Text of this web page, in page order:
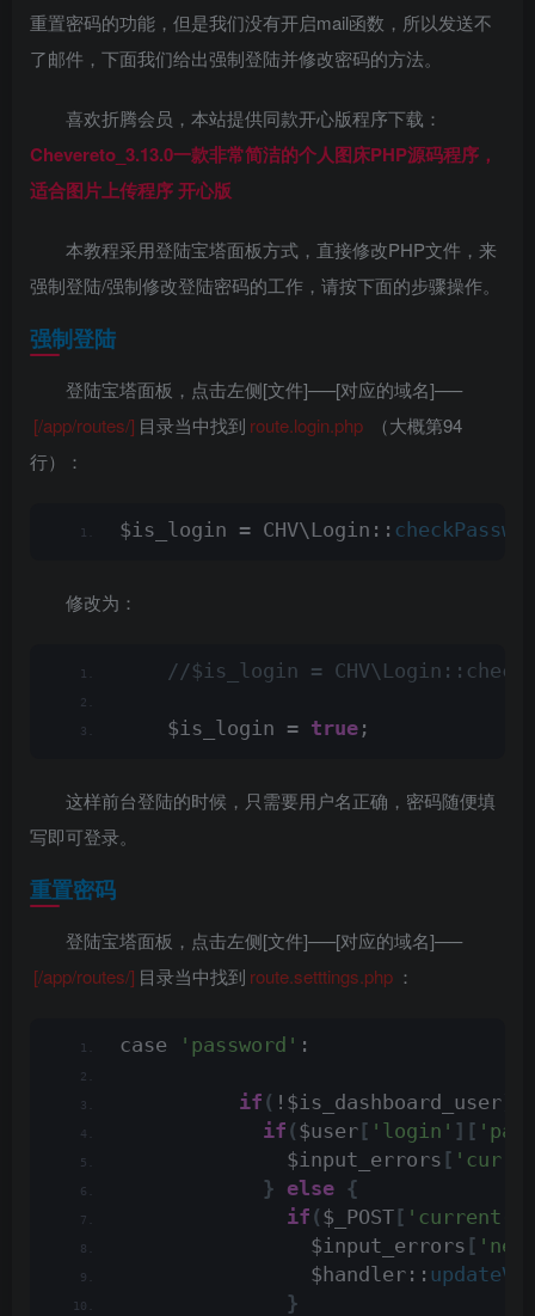
重置密码的功能，但是我们没有开启mail函数，所以发送不
了邮件，下面我们给出强制登陆并修改密码的方法。
喜欢折腾会员，本站提供同款开心版程序下载：
Chevereto_3.13.0一款非常简洁的个人图床PHP源码程序，
适合图片上传程序 开心版
本教程采用登陆宝塔面板方式，直接修改PHP文件，来
强制登陆/强制修改登陆密码的工作，请按下面的步骤操作。
强制登陆
登陆宝塔面板，点击左侧[文件]—–[对应的域名]—–
[/app/routes/] 目录当中找到 route.login.php
（大概第94
行）：
$is_login = CHV\Login::
修改为：
//$is_login =
    $is_login =
true ;
这样前台登陆的时候，只需要用户名正确，密码随便填
写即可登录。
重置密码
登陆宝塔面板，点击左侧[文件]—–[对应的域名]—–
[/app/routes/] 目录当中找到 route.setttings.php ：
case 'password' :
if ( !$is_dashboard_user
if ( $user [ 'login' ][
              $input_errors
[
} else {
if ( $_POST [ 'current-
                $input_errors
[
                $handler::
}